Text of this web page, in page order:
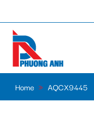
Home » AQCX9445